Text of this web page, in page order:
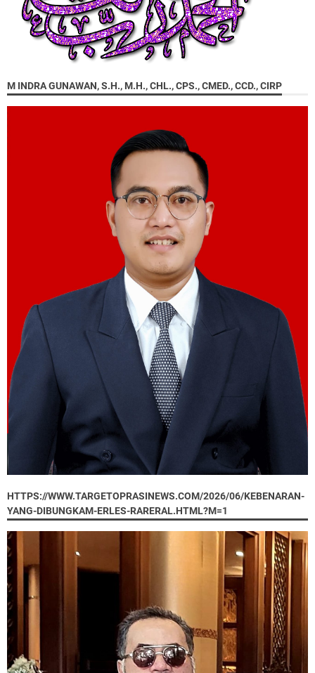
M INDRA GUNAWAN, S.H., M.H., CHL., CPS., CMED., CCD., CIRP
HTTPS://WWW.TARGETOPRASINEWS.COM/2026/06/KEBENARAN-
YANG-DIBUNGKAM-ERLES-RARERAL.HTML?M=1